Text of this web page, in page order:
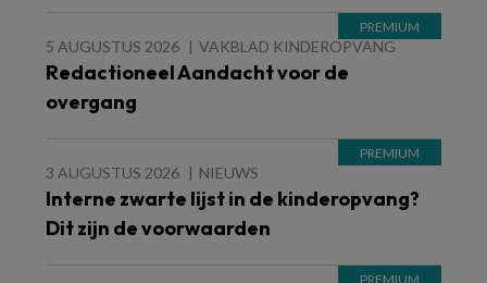
5 AUGUSTUS 2026 VAKBLAD KINDEROPVANG
Redactioneel Aandacht voor de
overgang
3 AUGUSTUS 2026 NIEUWS
Interne zwarte lijst in de kinderopvang?
Dit zijn de voorwaarden